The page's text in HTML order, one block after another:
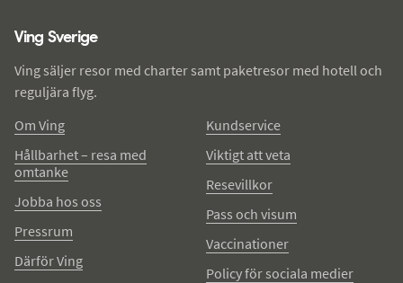
Ving Sverige
Ving säljer resor med charter samt paketresor med hotell och
reguljära flyg.
Om Ving
Hållbarhet – resa med
omtanke
Jobba hos oss
Pressrum
Därför Ving
Kundservice
Viktigt att veta
Resevillkor
Pass och visum
Vaccinationer
Policy för sociala medier